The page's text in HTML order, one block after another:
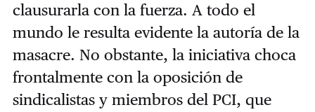
clausurarla con la fuerza. A todo el
mundo le resulta evidente la autoría de la
masacre. No obstante, la iniciativa choca
frontalmente con la oposición de
sindicalistas y miembros del PCI, que